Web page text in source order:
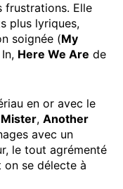
frustrations. Elle
plus lyriques,
soignée (My
Here We Are de
en or avec le
, Another
avec un
le tout agrémenté
se délecte à